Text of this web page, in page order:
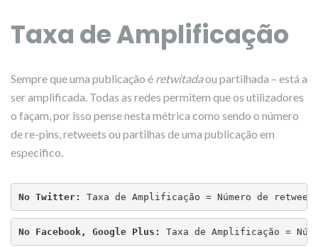
Taxa de Amplificação
Sempre que uma publicação é retwitadaou partilhada – está a
ser amplificada. Todas as redes permitem que os utilizadores
o façam, por isso pense nesta métrica como sendo o número
de re-pins, retweets ou partilhas de uma publicação em
especifico.
No Twitter: Taxa de Amplificação = Número de
No Facebook, Google Plus: Taxa de Amplificação =